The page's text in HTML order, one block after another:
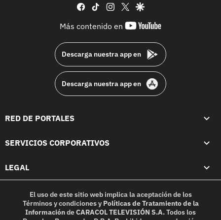
facebook
tiktok instagram
twittergoogle
Más contenido en
youtube-
Descarga nuestra app en
Descarga nuestra app en
RED DE PORTALES
SERVICIOS CORPORATIVOS
LEGAL
El uso de este sitio web implica la aceptación de los
Términos y condicionesy Políticas de Tratamiento de la
InformacióndeCARACOL TELEVISIÓN S.A.Todos los